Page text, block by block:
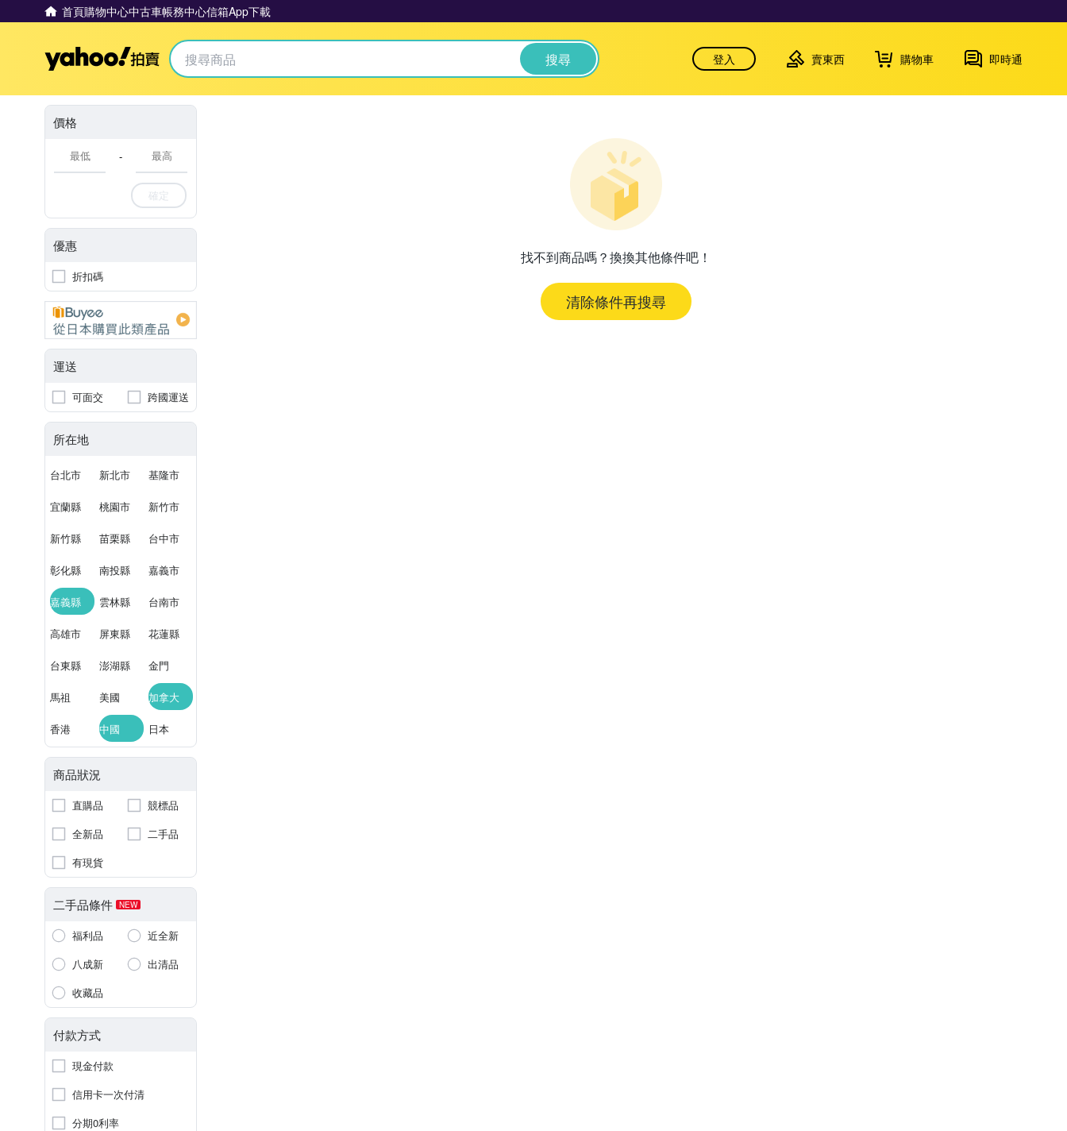
首頁購物中心中古車帳務中心信箱App下載
Yahoo拍賣 搜尋 登入 賣東西 購物車 即時通
價格
-
確定
優惠
折扣碼
運送
可面交 跨國運送
所在地
台北市 新北市 基隆市
宜蘭縣 桃園市 新竹市
新竹縣 苗栗縣 台中市
彰化縣 南投縣 嘉義市
嘉義縣 雲林縣 台南市
高雄市 屏東縣 花蓮縣
台東縣 澎湖縣 金門
馬祖 美國 加拿大
香港 中國 日本
商品狀況
直購品
競標品
全新品
二手品
有現貨
二手品條件 NEW
福利品
近全新
八成新
出清品
收藏品
付款方式
現金付款
信用卡一次付清
分期0利率
找不到商品嗎？換換其他條件吧！
清除條件再搜尋